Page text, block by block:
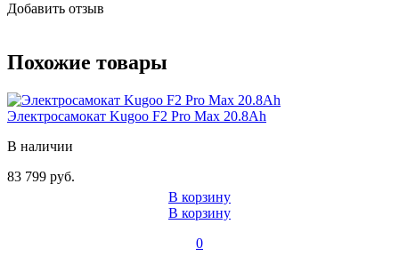
Добавить отзыв
Похожие товары
Электросамокат Kugoo F2 Pro Max 20.8Ah
В наличии
83 799 руб.
В корзину
В корзину
0